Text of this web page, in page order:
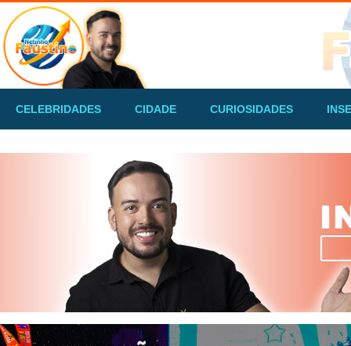
CELEBRIDADES CIDADE CURIOSIDADES